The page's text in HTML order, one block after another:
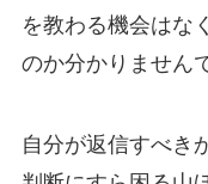
を教わる機会はな
のか分かりません
自分が返信すべき